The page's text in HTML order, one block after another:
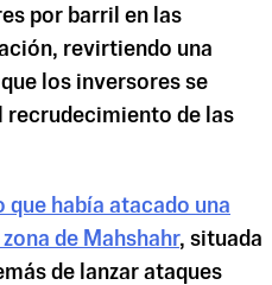
por barril en las
revirtiendo una
los inversores se
recrudecimiento de las
que había atacado una
de Mahshahr, situada
de lanzar ataques